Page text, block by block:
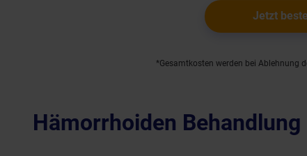
Jetzt
*Gesamtkosten werden bei Ablehnung
Hämorrhoiden